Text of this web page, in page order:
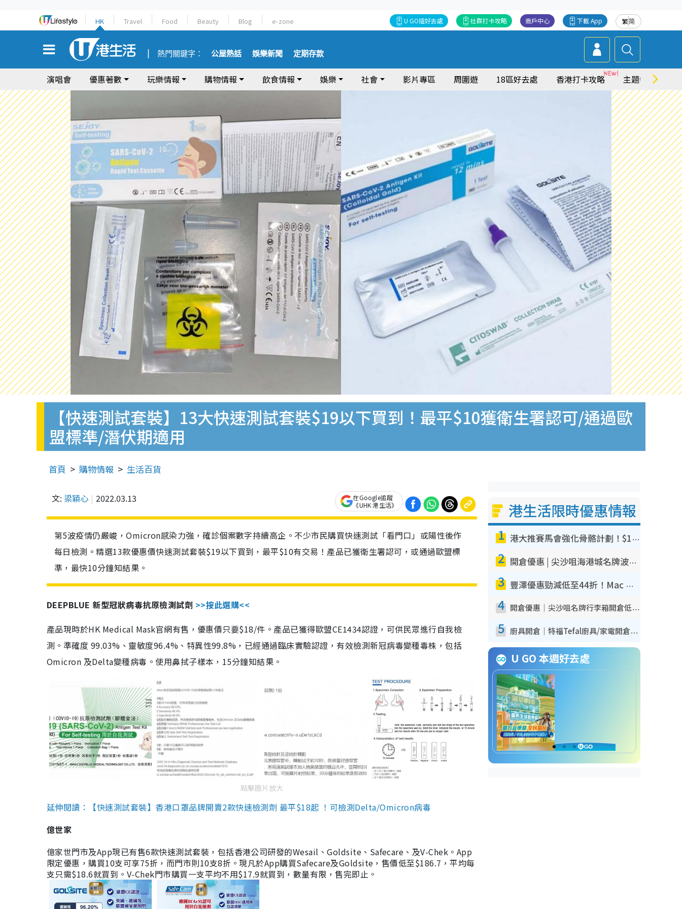
HK Travel Food Beauty Blog e-zone 繁简
下載 App
商戶中心
社群打卡攻略
U GO搵好去處
熱門關鍵字： 公屋熱話 娛樂新聞 定期存款
演唱會 優惠著數 玩樂情報 購物情報 飲食情報 娛樂 社會 影片專區 周圍遊 18區好去處 香港打卡攻略 主題特集
【快速測試套裝】13大快速測試套裝$19以下買到！最平$10獲衛生署認可/通過歐
盟標準/潛伏期適用
首頁 購物情報 生活百貨
文: 梁穎心 2022.03.13
在Google追蹤
《UHK 港生活》
第5波疫情仍嚴峻，Omicron感染力強，確診個案數字持續高企。不少市民購買快速測試「看門口」或陽性後作
每日檢測。精選13款優惠價快速測試套裝$19以下買到，最平$10有交易！產品已獲衛生署認可，或通過歐盟標
準，最快10分鐘知結果。
DEEPBLUE 新型冠狀病毒抗原檢測試劑 >>按此選購<<
產品現時於HK Medical Mask官網有售，優惠價只要$18/件。產品已獲得歐盟CE1434認證，可供民眾進行自我檢
測。準確度 99.03%、靈敏度96.4%、特異性99.8%，已經通過臨床實驗認證，有效檢測新冠病毒變種毒株，包括
Omicron 及Delta變種病毒。使用鼻拭子樣本，15分鐘知結果。
點擊圖片放大
延伸閱讀：【快速測試套裝】香港口罩品牌開賣2款快速檢測劑 最平$18起 ！可檢測Delta/Omicron病毒
億世家
億家世門市及App現已有售6款快速測試套裝，包括香港公司研發的Wesail、Goldsite、Safecare、及V-Chek。App
限定優惠，購買10支可享75折，而門市則10支8折。現凡於App購買Safecare及Goldsite，售價低至$186.7，平均每
支只需$18.6就買到。V-Chek門市購買一支平均不用$17.9就買到，數量有限，售完即止。
港生活限時優惠情報
1 港大推賽馬會強化骨骼計劃！$100骨質密度X光檢查 完成免費運動訓練送超市禮券！附參加資格
2 開倉優惠 | 尖沙咀海港城名牌波鞋開倉低至1折！On鞋$899起／Joy&Peace鞋履$98起
3 豐澤優惠勁減低至44折！Mac mini/iPhone17Pro大減價！廚房家電$220起
4 開倉優惠｜尖沙咀名牌行李箱開倉低至4折！一連5日 American Tourister/ace./Hallmark $200起！
5 廚具開倉｜特福Tefal廚具/家電開倉低至3折！$220起買平底鍋/炒鑊/湯煲！電飯煲/吸塵機/燙斗$418起
U GO 本週好去處